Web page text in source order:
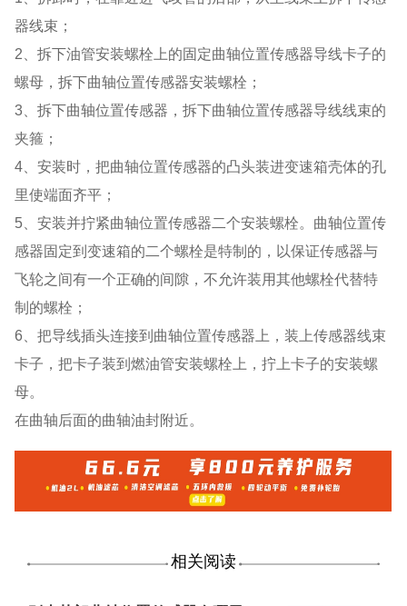
器线束；
2、拆下油管安装螺栓上的固定曲轴位置传感器导线卡子的
螺母，拆下曲轴位置传感器安装螺栓；
3、拆下曲轴位置传感器，拆下曲轴位置传感器导线线束的
夹箍；
4、安装时，把曲轴位置传感器的凸头装进变速箱壳体的孔
里使端面齐平；
5、安装并拧紧曲轴位置传感器二个安装螺栓。曲轴位置传
感器固定到变速箱的二个螺栓是特制的，以保证传感器与
飞轮之间有一个正确的间隙，不允许装用其他螺栓代替特
制的螺栓；
6、把导线插头连接到曲轴位置传感器上，装上传感器线束
卡子，把卡子装到燃油管安装螺栓上，拧上卡子的安装螺
母。
在曲轴后面的曲轴油封附近。
相关阅读